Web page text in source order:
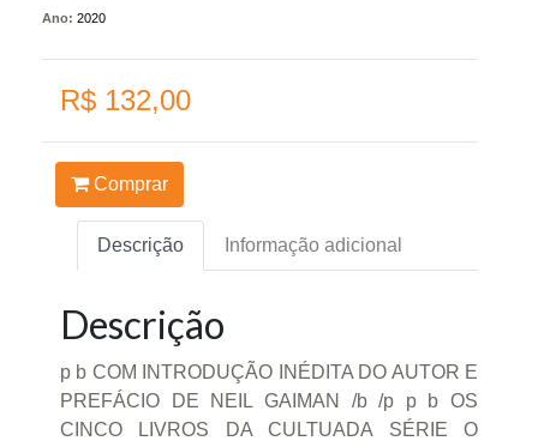
Ano: 2020
R$ 132,00
Comprar
Descrição Informação adicional
Descrição
p b COM INTRODUÇÃO INÉDITA DO AUTOR E
PREFÁCIO DE NEIL GAIMAN /b /p p b OS
CINCO LIVROS DA CULTUADA SÉRIE O